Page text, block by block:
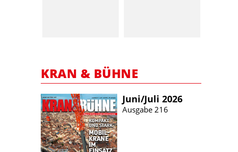
KRAN & BÜHNE
Juni/​Juli 2026
Ausgabe 216